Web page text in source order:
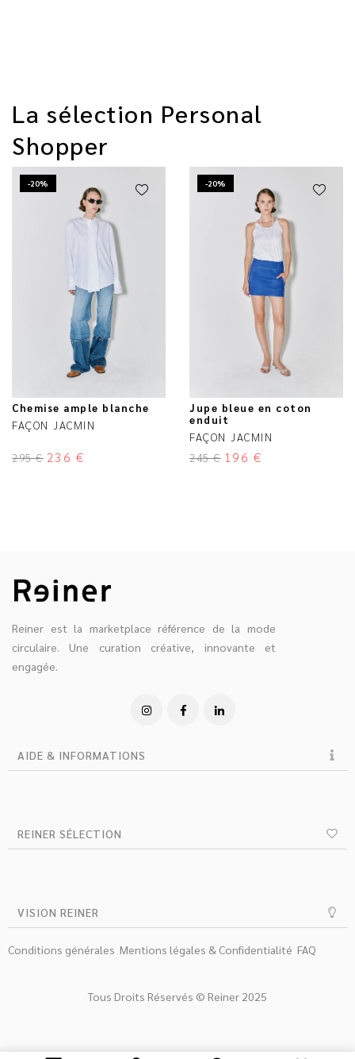
La sélection Personal
Shopper
-20%
Chemise ample blanche
FAÇON JACMIN
295€ 236 €
-20%
Jupe bleue en coton
enduit
FAÇON JACMIN
245€ 196 €
Reiner est la marketplace référence de la mode
circulaire. Une curation créative, innovante et
engagée.
AIDE & INFORMATIONS
REINER SÉLECTION
VISION REINER
Conditions générales Mentions légales & Confidentialité FAQ
Tous Droits Réservés © Reiner 2025